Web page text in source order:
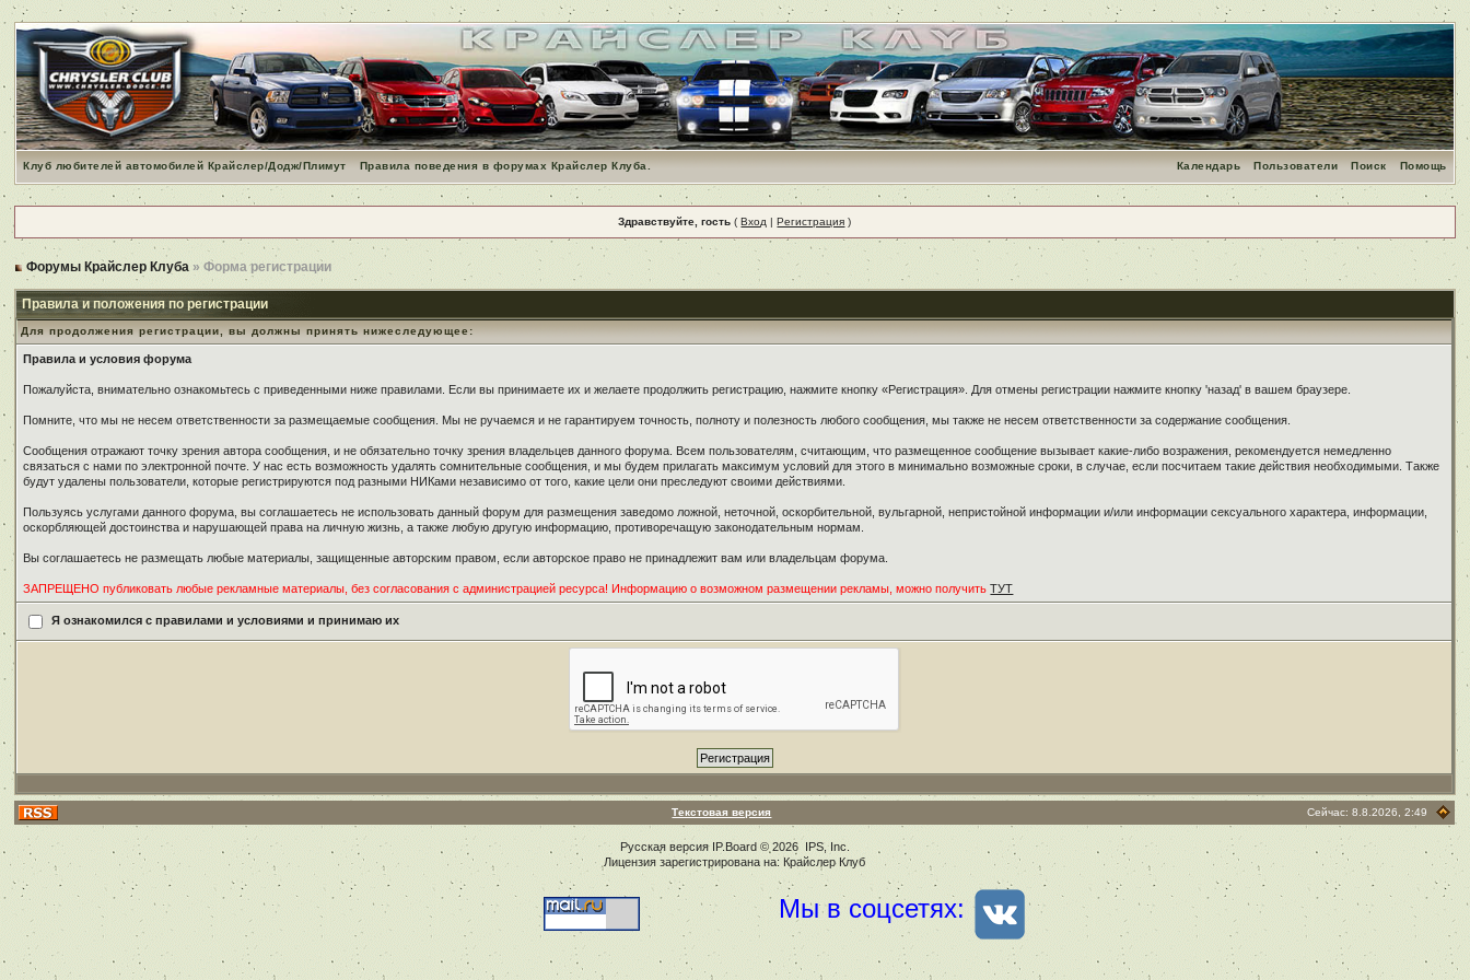
Клуб любителей автомобилей Крайслер/Додж/Плимут Правила поведения в форумах Крайслер Клуба. Помощь
Поиск
Пользователи
Календарь
Здравствуйте, гость (Вход |Регистрация )
Форумы Крайслер Клуба » Форма регистрации
Правила и положения по регистрации
Для продолжения регистрации, вы должны принять нижеследующее:
Правила и условия форума
Пожалуйста, внимательно ознакомьтесь с приведенными ниже правилами. Если вы принимаете их и желаете продолжить регистрацию, нажмите кнопку «Регистрация». Для отмены регистрации нажмите кнопку 'назад' в вашем браузере.
Помните, что мы не несем ответственности за размещаемые сообщения. Мы не ручаемся и не гарантируем точность, полноту и полезность любого сообщения, мы также не несем ответственности за содержание сообщения.
Сообщения отражают точку зрения автора сообщения, и не обязательно точку зрения владельцев данного форума. Всем пользователям, считающим, что размещенное сообщение вызывает какие-либо возражения, рекомендуется немедленно
связаться с нами по электронной почте. У нас есть возможность удалять сомнительные сообщения, и мы будем прилагать максимум условий для этого в минимально возможные сроки, в случае, если посчитаем такие действия необходимыми. Также
будут удалены пользователи, которые регистрируются под разными НИКами независимо от того, какие цели они преследуют своими действиями.
Пользуясь услугами данного форума, вы соглашаетесь не использовать данный форум для размещения заведомо ложной, неточной, оскорбительной, вульгарной, непристойной информации и/или информации сексуального характера, информации,
оскорбляющей достоинства и нарушающей права на личную жизнь, а также любую другую информацию, противоречащую законодательным нормам.
Вы соглашаетесь не размещать любые материалы, защищенные авторским правом, если авторское право не принадлежит вам или владельцам форума.
ЗАПРЕЩЕНО публиковать любые рекламные материалы, без согласования с администрацией ресурса! Информацию о возможном размещении рекламы, можно получитьТУТ
Я ознакомился с правилами и условиями и принимаю их
Текстовая версия Сейчас: 8.8.2026, 2:49
Русская версия IP.Board© 2026 IPS, Inc
Лицензия зарегистрирована на: Крайслер Клуб
Мы в соцсетях: